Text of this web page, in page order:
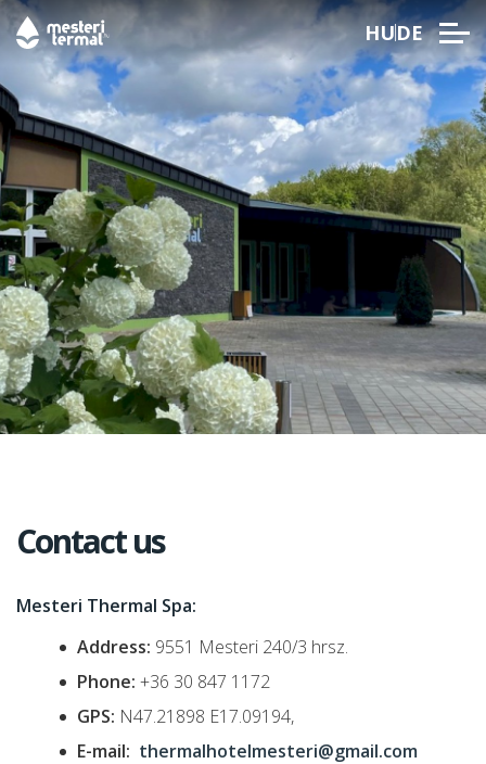
HUDE
Contact us
Mesteri Thermal Spa:
Address: 9551 Mesteri 240/3 hrsz.
Phone: +36 30 847 1172
GPS: N47.21898 E17.09194,
E-mail: thermalhotelmesteri@gmail.com